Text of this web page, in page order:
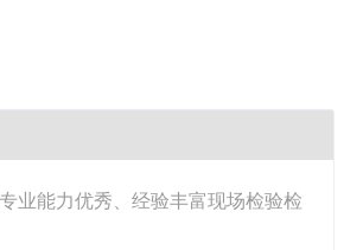
业能力优秀、经验丰富现场检验检